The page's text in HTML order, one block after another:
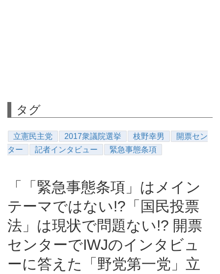
タグ
立憲民主党 2017衆議院選挙 枝野幸男
開票セン
ター
記者インタビュー 緊急事態条項
「「緊急事態条項」はメイン
テーマではない!?「国民投票
法」は現状で問題ない!? 開票
センターでIWJのインタビュ
ーに答えた「野党第一党」立